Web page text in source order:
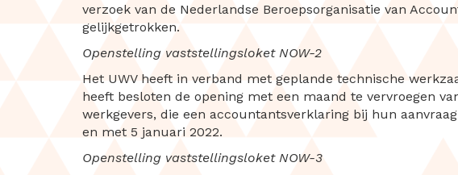
verzoek van de Nederlandse Beroepsorganisatie van
gelijkgetrokken.
Openstelling vaststellingsloket NOW-2
Het UWV heeft in verband met geplande technische
heeft besloten de opening met een maand te vervroegen
werkgevers, die een accountantsverklaring bij hun
en met 5 januari 2022.
Openstelling vaststellingsloket NOW-3